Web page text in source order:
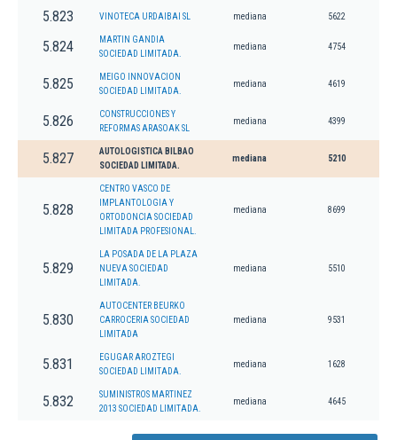
5.823 VINOTECA URDAIBAI SL mediana 5622
5.824
MARTIN GANDIA
SOCIEDAD LIMITADA.
mediana 4754
5.825
MEIGO INNOVACION
SOCIEDAD LIMITADA.
mediana 4619
5.826
CONSTRUCCIONES Y
REFORMAS ARASOAK SL
mediana 4399
5.827
AUTOLOGISTICA BILBAO
SOCIEDAD LIMITADA.
mediana 5210
5.828
CENTRO VASCO DE
IMPLANTOLOGIA Y
ORTODONCIA SOCIEDAD
LIMITADA PROFESIONAL.
mediana 8699
5.829
LA POSADA DE LA PLAZA
NUEVA SOCIEDAD
LIMITADA.
mediana 5510
5.830
AUTOCENTER BEURKO
CARROCERIA SOCIEDAD
LIMITADA
mediana 9531
5.831
EGUGAR AROZTEGI
SOCIEDAD LIMITADA.
mediana 1628
5.832
SUMINISTROS MARTINEZ
2013 SOCIEDAD LIMITADA.
mediana 4645